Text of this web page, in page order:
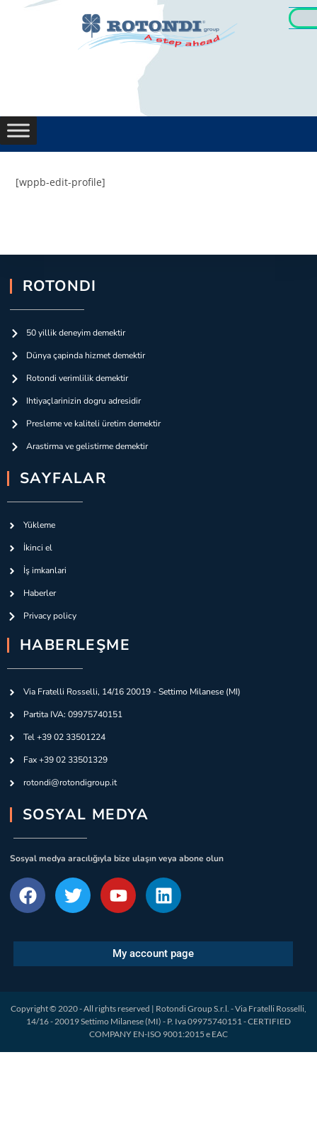
[wppb-edit-profile]
ROTONDI
50 yillik deneyim demektir
Dünya çapinda hizmet demektir
Rotondi verimlilik demektir
Ihtiyaçlarinizin dogru adresidir
Presleme ve kaliteli üretim demektir
Arastirma ve gelistirme demektir
SAYFALAR
Yükleme
İkinci el
İş imkanlari
Haberler
Privacy policy
HABERLEŞME
Via Fratelli Rosselli, 14/16 20019 - Settimo Milanese (MI)
Partita IVA: 09975740151
Tel +39 02 33501224
Fax +39 02 33501329
rotondi@rotondigroup.it
SOSYAL MEDYA
Sosyal medya aracılığıyla bize ulaşın veya abone olun
My account page
Copyright © 2020 - All rights reserved | Rotondi Group S.r.l. - Via Fratelli Rosselli,
14/16 - 20019 Settimo Milanese (MI) - P. Iva 09975740151 - CERTIFIED
COMPANY EN-ISO 9001:2015 e EAC